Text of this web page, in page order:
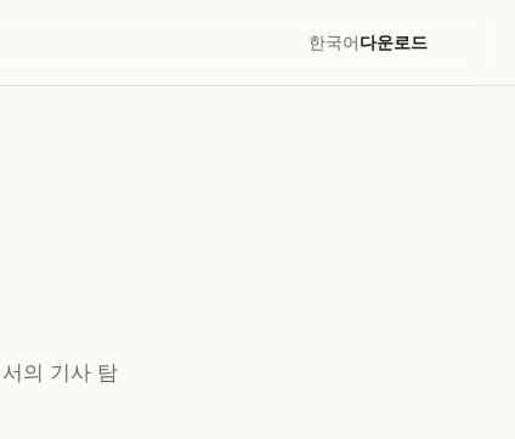
한국어다운로드
의 기사 탐